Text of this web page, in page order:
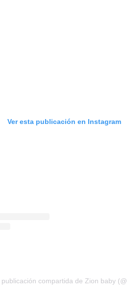
Ver esta publicación en Instagram
publicación compartida de Zion baby